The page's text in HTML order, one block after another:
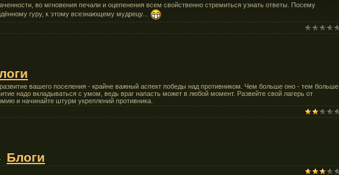
во мгновения печали и оцепенения всем свойственно стремиться узнать ответы. Посему
гуру, к этому всезнающему мудрецу...
вашего поселения - крайне важный аспект победы над противником. Чем больше оно - тем больше
надо вкладываться с умом, ведь враг напасть может в любой момент. Развейте свой лагерь от
и начинайте штурм укреплений противника.
Блоги